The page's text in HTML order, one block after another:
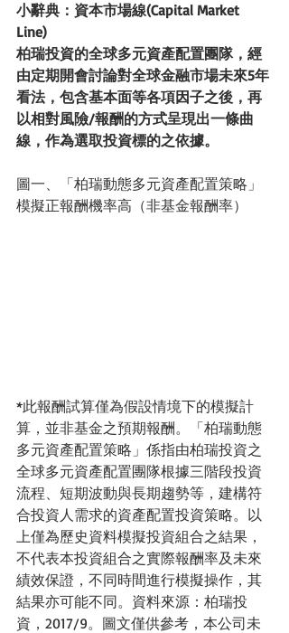
小辭典：資本市場線(Capital Market
Line)
柏瑞投資的全球多元資產配置團隊，經
由定期開會討論對全球金融市場未來5年
看法，包含基本面等各項因子之後，再
以相對風險/報酬的方式呈現出一條曲
線，作為選取投資標的之依據。
圖一、「柏瑞動態多元資產配置策略」
模擬正報酬機率高（非基金報酬率）
*此報酬試算僅為假設情境下的模擬計
算，並非基金之預期報酬。「柏瑞動態
多元資產配置策略」係指由柏瑞投資之
全球多元資產配置團隊根據三階段投資
流程、短期波動與長期趨勢等，建構符
合投資人需求的資產配置投資策略。以
上僅為歷史資料模擬投資組合之結果，
不代表本投資組合之實際報酬率及未來
績效保證，不同時間進行模擬操作，其
結果亦可能不同。資料來源：柏瑞投
資，2017/9。圖文僅供參考，本公司未